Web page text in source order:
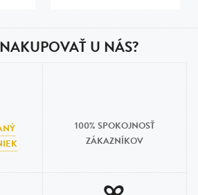
U NÁS?
100% SPOKOJNOSŤ
ZÁKAZNÍKOV